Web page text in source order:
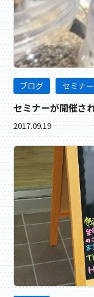
ブログ セミナ
セミナーが開催さ
2017.09.19